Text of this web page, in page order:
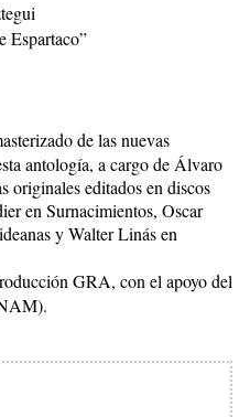
Espartaco”
de las nuevas
antología, a cargo de Álvaro
originales editados en discos
en Surnacimientos, Oscar
y Walter Linás en
GRA, con el apoyo del